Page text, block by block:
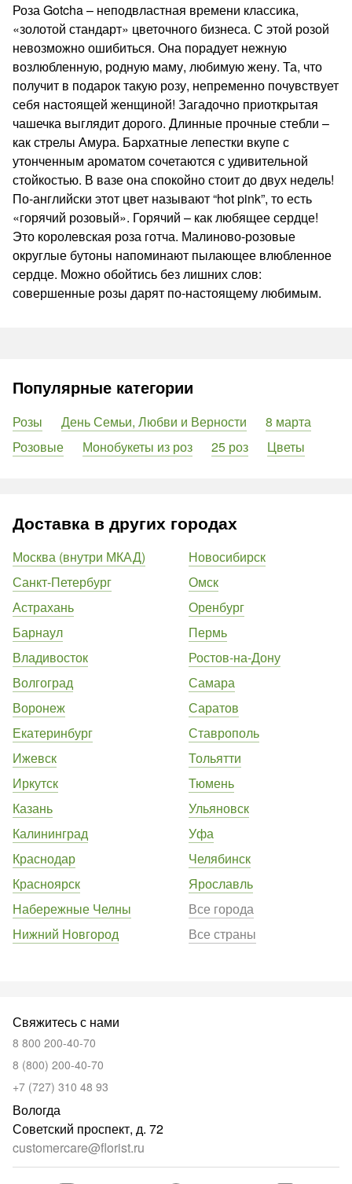
Роза Gotcha – неподвластная времени классика,
«золотой стандарт» цветочного бизнеса. С этой розой
невозможно ошибиться. Она порадует нежную
возлюбленную, родную маму, любимую жену. Та, что
получит в подарок такую розу, непременно почувствует
себя настоящей женщиной! Загадочно приоткрытая
чашечка выглядит дорого. Длинные прочные стебли –
как стрелы Амура. Бархатные лепестки вкупе с
утонченным ароматом сочетаются с удивительной
стойкостью. В вазе она спокойно стоит до двух недель!
По-английски этот цвет называют “hot pink”, то есть
«горячий розовый». Горячий – как любящее сердце!
Это королевская роза готча. Малиново-розовые
округлые бутоны напоминают пылающее влюбленное
сердце. Можно обойтись без лишних слов:
совершенные розы дарят по-настоящему любимым.
Популярные категории
Розы День Семьи, Любви и Верности
8 марта
Розовые
Монобукеты из роз 25 роз Цветы
Доставка в других городах
Москва (внутри МКАД)
Санкт-Петербург
Астрахань
Барнаул
Владивосток
Волгоград
Воронеж
Екатеринбург
Ижевск
Иркутск
Казань
Калининград
Краснодар
Красноярск
Набережные Челны
Нижний Новгород
Новосибирск
Омск
Оренбург
Пермь
Ростов-на-Дону
Самара
Саратов
Ставрополь
Тольятти
Тюмень
Ульяновск
Уфа
Челябинск
Ярославль
Все города
Все страны
Свяжитесь с нами
8 800 200-40-70
8 (800) 200-40-70
+7 (727) 310 48 93
Вологда
Советский проспект, д. 72
customercare@florist.ru